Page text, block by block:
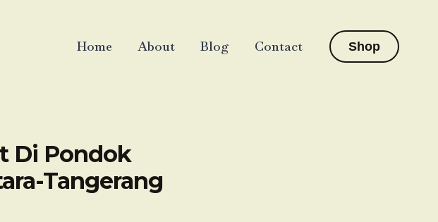
Home About Blog Contact Shop
Di Pondok
Tangerang